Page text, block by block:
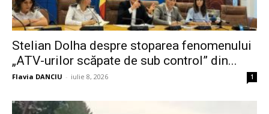
Stelian Dolha despre stoparea fenomenului
„ATV-urilor scăpate de sub control” din...
Flavia DANCIU - iulie 8, 2026 1